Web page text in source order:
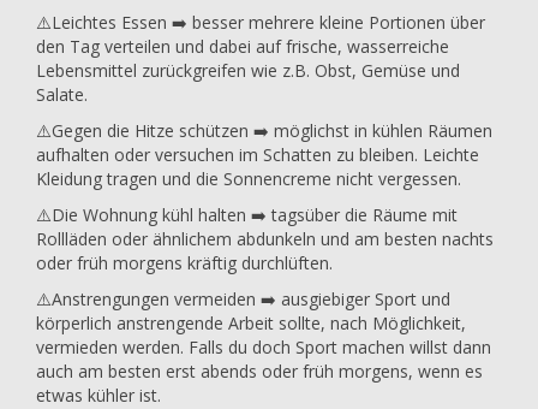
⚠️Leichtes Essen ➡️ besser mehrere kleine Portionen über
den Tag verteilen und dabei auf frische, wasserreiche
Lebensmittel zurückgreifen wie z.B. Obst, Gemüse und
Salate.
⚠️Gegen die Hitze schützen ➡️ möglichst in kühlen Räumen
aufhalten oder versuchen im Schatten zu bleiben. Leichte
Kleidung tragen und die Sonnencreme nicht vergessen.
⚠️Die Wohnung kühl halten ➡️ tagsüber die Räume mit
Rollläden oder ähnlichem abdunkeln und am besten nachts
oder früh morgens kräftig durchlüften.
⚠️Anstrengungen vermeiden ➡️ ausgiebiger Sport und
körperlich anstrengende Arbeit sollte, nach Möglichkeit,
vermieden werden. Falls du doch Sport machen willst dann
auch am besten erst abends oder früh morgens, wenn es
etwas kühler ist.